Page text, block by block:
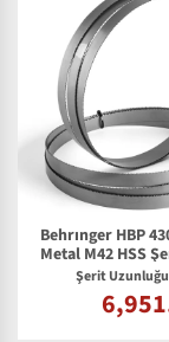
Behrınger HBP
Metal M42 HSS
Bıçağı
Şerit Uzunluğu